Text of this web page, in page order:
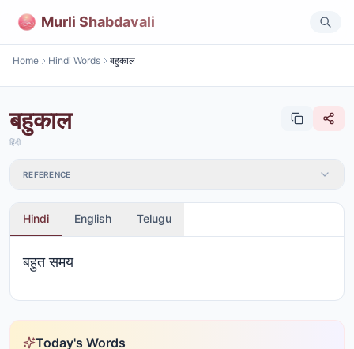
Murli Shabdavali
Home Hindi Words बहुकाल
बहुकाल
हिंदी
REFERENCE
Hindi English Telugu
बहुत समय
Today's Words